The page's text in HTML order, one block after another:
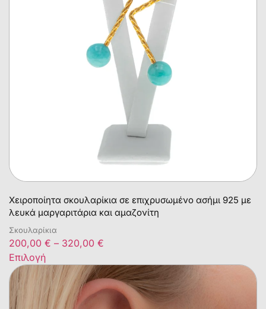
Χειροποίητα σκουλαρίκια σε επιχρυσωμένο ασήμι 925 με
λευκά μαργαριτάρια και αμαζονίτη
Σκουλαρίκια
200,00 € – 320,00 €
Επιλογή